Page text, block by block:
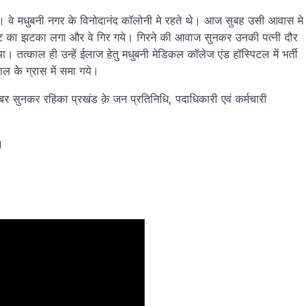
वे मधुबनी नगर के विनोदानंद कॉलोनी मे रहते थे। आज सुबह उसी आवास मे
झटका लगा और वे गिर गये। गिरने की आवाज सुनकर उनकी पत्नी दौर
ही उन्हें ईलाज हेतु मधुबनी मेडिकल कॉलेज एंड हॉस्पिटल में भर्ती
के ग्रास में समा गये।
रहिका प्रखंड क़े जन प्रतिनिधि, पदाधिकारी एवं कर्मचारी